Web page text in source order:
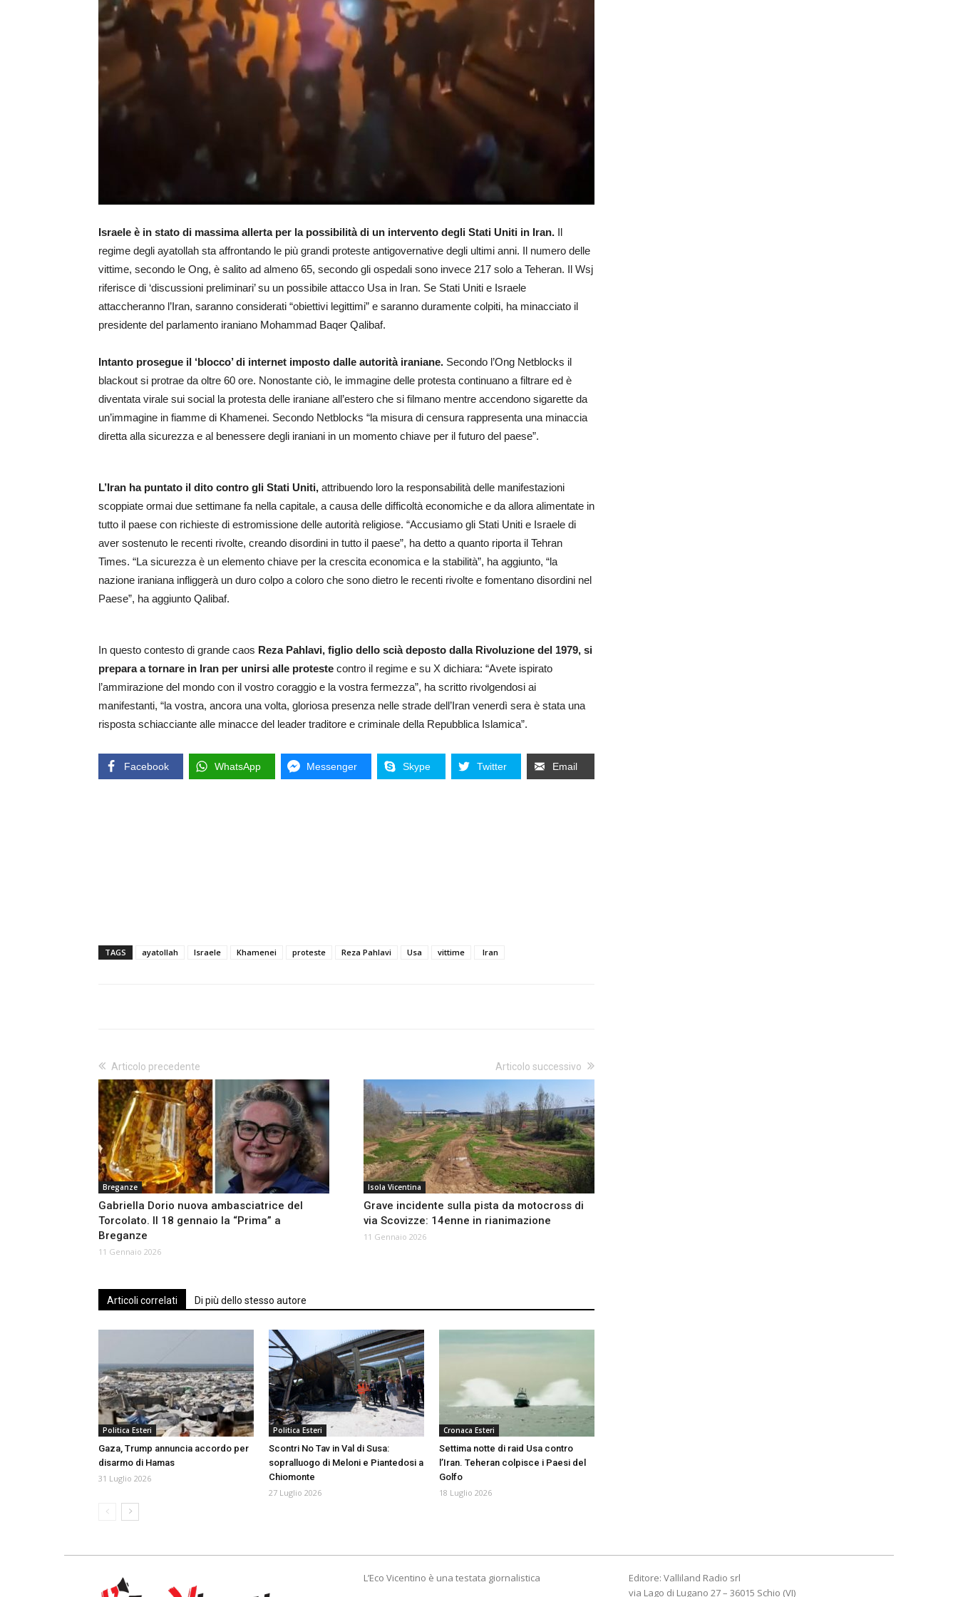
Israele è in stato di massima allerta per la possibilità di un intervento degli Stati Uniti in Iran. Il
regime degli ayatollah sta affrontando le più grandi proteste antigovernative degli ultimi anni. Il numero delle
vittime, secondo le Ong, è salito ad almeno 65, secondo gli ospedali sono invece 217 solo a Teheran. Il Wsj
riferisce di ‘discussioni preliminari’ su un possibile attacco Usa in Iran. Se Stati Uniti e Israele
attaccheranno l’Iran, saranno considerati “obiettivi legittimi” e saranno duramente colpiti, ha minacciato il
presidente del parlamento iraniano Mohammad Baqer Qalibaf.
Intanto prosegue il ‘blocco’ di internet imposto dalle autorità iraniane. Secondo l’Ong Netblocks il
blackout si protrae da oltre 60 ore. Nonostante ciò, le immagine delle protesta continuano a filtrare ed è
diventata virale sui social la protesta delle iraniane all’estero che si filmano mentre accendono sigarette da
un’immagine in fiamme di Khamenei. Secondo Netblocks “la misura di censura rappresenta una minaccia
diretta alla sicurezza e al benessere degli iraniani in un momento chiave per il futuro del paese”.
L’Iran ha puntato il dito contro gli Stati Uniti, attribuendo loro la responsabilità delle manifestazioni
scoppiate ormai due settimane fa nella capitale, a causa delle difficoltà economiche e da allora alimentate in
tutto il paese con richieste di estromissione delle autorità religiose. “Accusiamo gli Stati Uniti e Israele di
aver sostenuto le recenti rivolte, creando disordini in tutto il paese”, ha detto a quanto riporta il Tehran
Times. “La sicurezza è un elemento chiave per la crescita economica e la stabilità”, ha aggiunto, “la
nazione iraniana infliggerà un duro colpo a coloro che sono dietro le recenti rivolte e fomentano disordini nel
Paese”, ha aggiunto Qalibaf.
In questo contesto di grande caos Reza Pahlavi, figlio dello scià deposto dalla Rivoluzione del 1979, si
prepara a tornare in Iran per unirsi alle proteste contro il regime e su X dichiara: “Avete ispirato
l’ammirazione del mondo con il vostro coraggio e la vostra fermezza”, ha scritto rivolgendosi ai
manifestanti, “la vostra, ancora una volta, gloriosa presenza nelle strade dell’Iran venerdì sera è stata una
risposta schiacciante alle minacce del leader traditore e criminale della Repubblica Islamica”.
Facebook WhatsApp Messenger Skype Twitter Email
TAGS ayatollah Israele Khamenei proteste Reza Pahlavi Usa vittime Iran
Articolo precedente
Breganze
Gabriella Dorio nuova ambasciatrice del
Torcolato. Il 18 gennaio la “Prima” a
Breganze
11 Gennaio 2026
Articolo successivo
Isola Vicentina
Grave incidente sulla pista da motocross di
via Scovizze: 14enne in rianimazione
11 Gennaio 2026
Articoli correlati Di più dello stesso autore
Politica Esteri
Gaza, Trump annuncia accordo per
disarmo di Hamas
31 Luglio 2026
Politica Esteri
Scontri No Tav in Val di Susa:
sopralluogo di Meloni e Piantedosi a
Chiomonte
27 Luglio 2026
Cronaca Esteri
Settima notte di raid Usa contro
l’Iran. Teheran colpisce i Paesi del
Golfo
18 Luglio 2026
L’Eco Vicentino è una testata giornalistica
Editore: Valliland Radio srl
via Lago di Lugano 27 – 36015 Schio (VI)